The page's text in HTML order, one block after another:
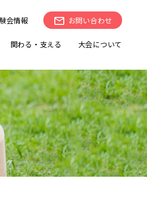
会情報 お問い合わせ
関わる・支える 大会について